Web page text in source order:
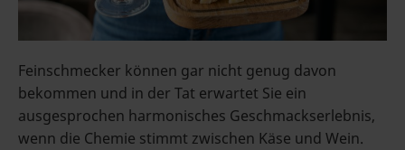
Feinschmecker können gar nicht genug davon
bekommen und in der Tat erwartet Sie ein
ausgesprochen harmonisches Geschmackserlebnis,
wenn die Chemie stimmt zwischen Käse und Wein.